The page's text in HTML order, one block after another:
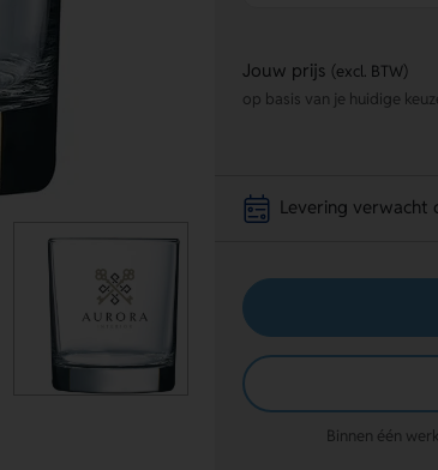
Jouw prijs (excl. BTW)
op basis van je huidige
Levering verwacht
Binnen één